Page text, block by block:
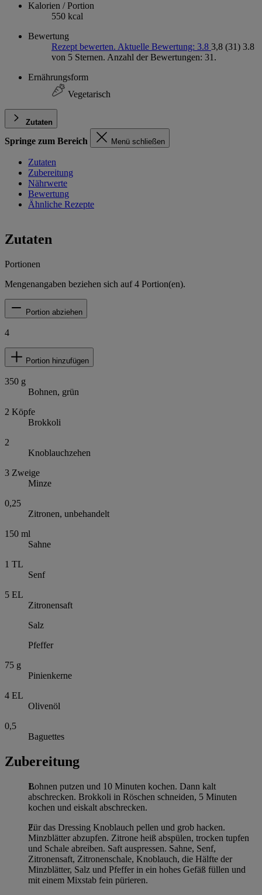
Kalorien / Portion
550 kcal
Bewertung
Rezept bewerten. Aktuelle Bewertung: 3.8 3,8 (31) 3.8
von 5 Sternen. Anzahl der Bewertungen: 31.
Ernährungsform
Vegetarisch
Zutaten
Springe zum Bereich Menü schließen
Zutaten
Zubereitung
Nährwerte
Bewertung
Ähnliche Rezepte
Zutaten
Portionen
Mengenangaben beziehen sich auf4 Portion(en).
Portion abziehen
4
Portion hinzufügen
350 g
Bohnen, grün
2 Köpfe
Brokkoli
2
Knoblauchzehen
3 Zweige
Minze
0,25
Zitronen, unbehandelt
150 ml
Sahne
1 TL
Senf
5 EL
Zitronensaft
Salz
Pfeffer
75 g
Pinienkerne
4 EL
Olivenöl
0,5
Baguettes
Zubereitung
Bohnen putzen und 10 Minuten kochen. Dann kalt
abschrecken. Brokkoli in Röschen schneiden, 5 Minuten
kochen und eiskalt abschrecken.
Für das Dressing Knoblauch pellen und grob hacken.
Minzblätter abzupfen. Zitrone heiß abspülen, trocken tupfen
und Schale abreiben. Saft auspressen. Sahne, Senf,
Zitronensaft, Zitronenschale, Knoblauch, die Hälfte der
Minzblätter, Salz und Pfeffer in ein hohes Gefäß füllen und
mit einem Mixstab fein pürieren.